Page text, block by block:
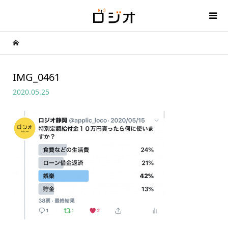
IMG_0461
2020.05.25